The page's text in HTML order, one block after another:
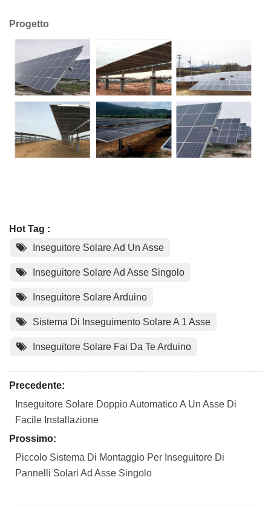
Progetto
Hot Tag :
Inseguitore Solare Ad Un Asse
Inseguitore Solare Ad Asse Singolo
Inseguitore Solare Arduino
Sistema Di Inseguimento Solare A 1 Asse
Inseguitore Solare Fai Da Te Arduino
Precedente:
Inseguitore Solare Doppio Automatico A Un Asse Di
Facile Installazione
Prossimo:
Piccolo Sistema Di Montaggio Per Inseguitore Di
Pannelli Solari Ad Asse Singolo